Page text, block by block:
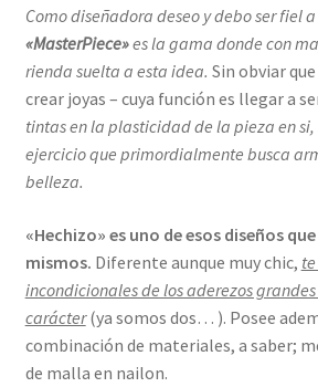
Como diseñadora deseo y debo ser fiel
«MasterPiece»es la gama donde con
rienda suelta a esta idea. Sin obviar
crear joyas – cuya función es llegar a
tintas en la plasticidad de la pieza en
ejercicio que primordialmente busca
belleza.
«Hechizo» es uno de esos diseños
mismos. Diferente aunque muy chic,
incondicionales de los aderezos
carácter (ya somos dos… ). Posee
combinación de materiales, a saber;
de malla en nailon.